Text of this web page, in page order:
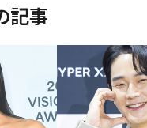
記事